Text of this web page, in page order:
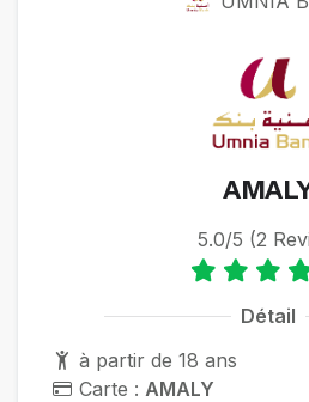
5.0/5 (2
Détail
à partir de 18 ans
Carte : AMALY